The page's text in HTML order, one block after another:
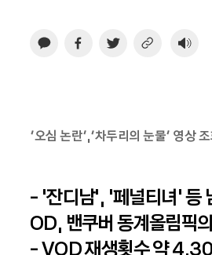
‘오심 논란’,‘차두리의 눈물’ 영상
- ‘잔디남’, ‘페널티녀’
OD, 밴쿠버 동계올림픽
- VOD 재생횟수 약